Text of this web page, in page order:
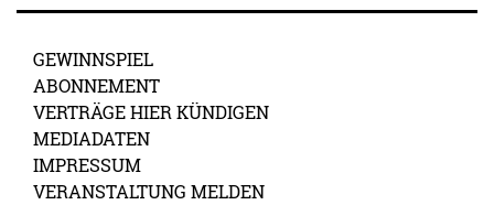
GEWINNSPIEL
ABONNEMENT
VERTRÄGE HIER KÜNDIGEN
MEDIADATEN
IMPRESSUM
VERANSTALTUNG MELDEN